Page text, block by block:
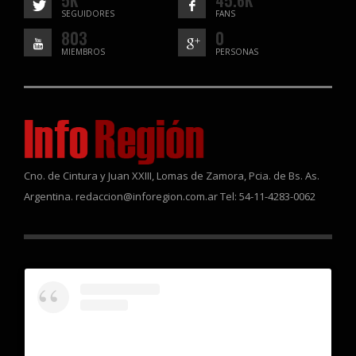
SEGUIDORES FANS
803
MIEMBROS
0
PERSONAS
Cno. de Cintura y Juan XXIII, Lomas de Zamora, Pcia. de Bs. As.
Argentina. redaccion@inforegion.com.ar Tel: 54-11-4283-0062